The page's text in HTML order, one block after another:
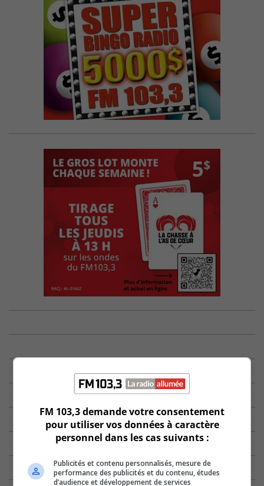
FM 103,3 demande votre consentement
pour utiliser vos données à caractère
personnel dans les cas suivants :
Publicités et contenu personnalisés, mesure de
performance des publicités et du contenu, études
d’audience et développement de services